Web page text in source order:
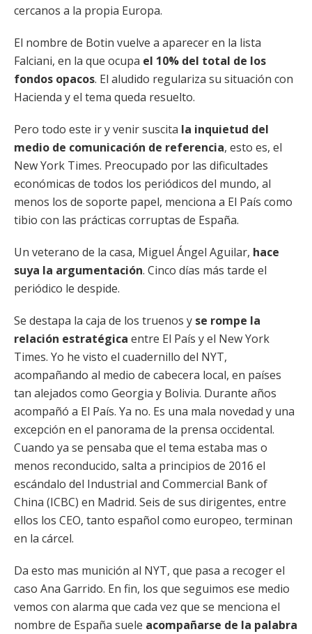
cercanos a la propia Europa.
El nombre de Botin vuelve a aparecer en la lista
Falciani, en la que ocupa el 10% del total de los
fondos opacos. El aludido regulariza su situación con
Hacienda y el tema queda resuelto.
Pero todo este ir y venir suscita la inquietud del
medio de comunicación de referencia, esto es, el
New York Times. Preocupado por las dificultades
económicas de todos los periódicos del mundo, al
menos los de soporte papel, menciona a El País como
tibio con las prácticas corruptas de España.
Un veterano de la casa, Miguel Ángel Aguilar, hace
suya la argumentación. Cinco días más tarde el
periódico le despide.
Se destapa la caja de los truenos y se rompe la
relación estratégica entre El País y el New York
Times. Yo he visto el cuadernillo del NYT,
acompañando al medio de cabecera local, en países
tan alejados como Georgia y Bolivia. Durante años
acompañó a El País. Ya no. Es una mala novedad y una
excepción en el panorama de la prensa occidental.
Cuando ya se pensaba que el tema estaba mas o
menos reconducido, salta a principios de 2016 el
escándalo del Industrial and Commercial Bank of
China (ICBC) en Madrid. Seis de sus dirigentes, entre
ellos los CEO, tanto español como europeo, terminan
en la cárcel.
Da esto mas munición al NYT, que pasa a recoger el
caso Ana Garrido. En fin, los que seguimos ese medio
vemos con alarma que cada vez que se menciona el
nombre de España suele acompañarse de la palabra